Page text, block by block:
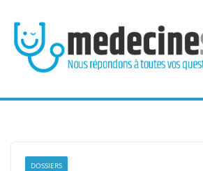
contenu
DOSSIERS